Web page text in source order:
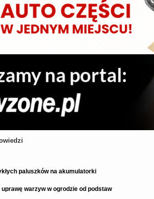
paluszków na akumulatorki
warzyw w ogrodzie od podstaw